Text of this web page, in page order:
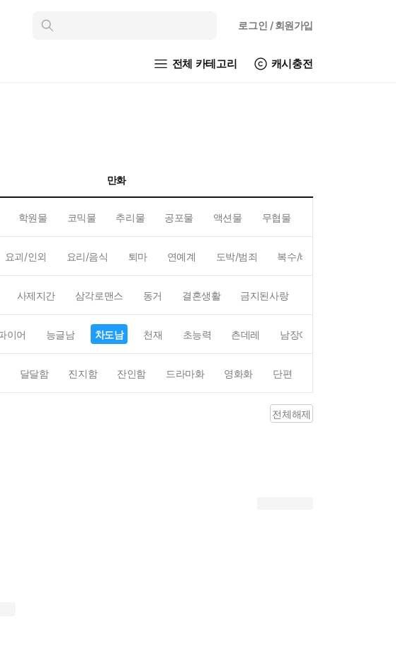
인
로그인 / 회원가입
전체 카테고리 캐시충전
만화
학원물 코믹물 추리물 공포물 액션물 무협물
요괴/인외 요리/음식 퇴마 연예계 도박/범죄 복수/배신
사제지간 삼각로맨스 동거 결혼생활 금지된사랑
이어 능글남 차도남 천재 초능력 츤데레 남장여자
달달함 진지함 잔인함 드라마화 영화화 단편
전체해제